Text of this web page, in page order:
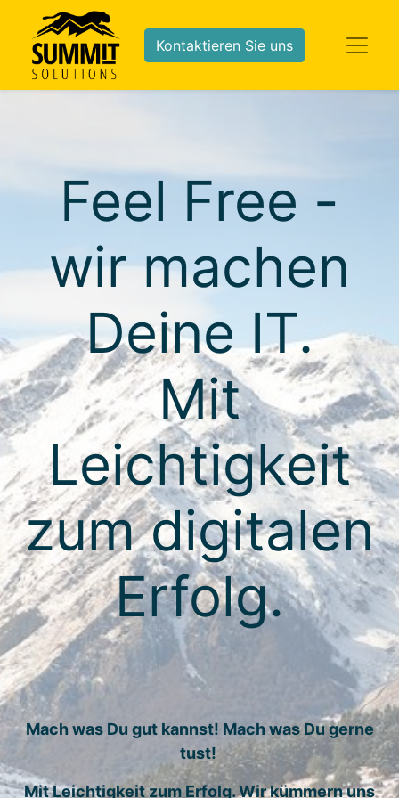
Kontaktieren Sie uns
Feel Free -
wir machen
Deine IT.
Mit
Leichtigkeit
zum digitalen
Erfolg.
Mach was Du gut kannst! Mach was Du gerne
tust!
Mit Leichtigkeit zum Erfolg. Wir kümmern uns